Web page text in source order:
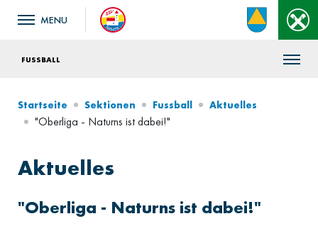
FUSSBALL
Startseite Sektionen Fussball Aktuelles
"Oberliga - Naturns ist dabei!"
Aktuelles
"Oberliga - Naturns ist dabei!"